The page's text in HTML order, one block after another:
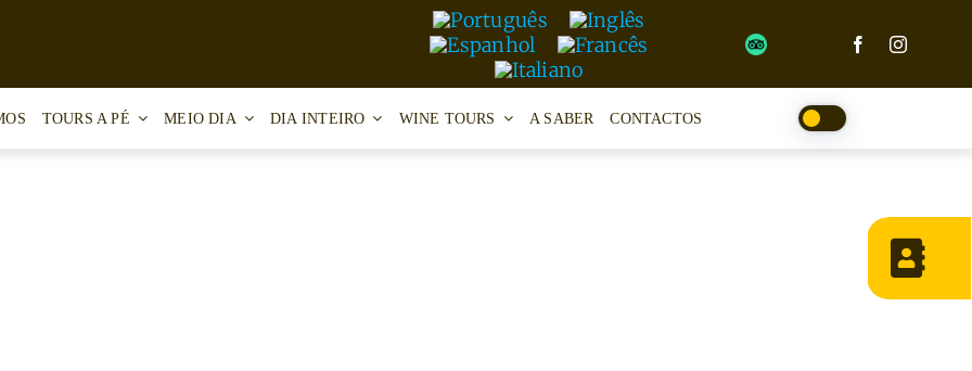
TOURS A PÉ MEIO DIA DIA INTEIRO WINE TOURS A SABER CONTACTOS